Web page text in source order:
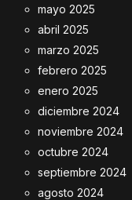
mayo 2025
abril 2025
marzo 2025
febrero 2025
enero 2025
diciembre 2024
noviembre 2024
octubre 2024
septiembre 2024
agosto 2024